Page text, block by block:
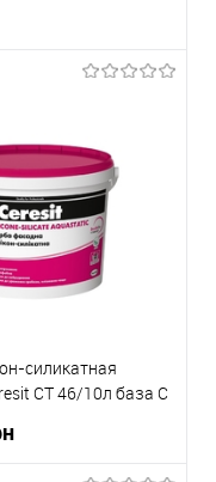
В корзину
До
порівняння
В наявності
силикатная
CT 46/10л база С